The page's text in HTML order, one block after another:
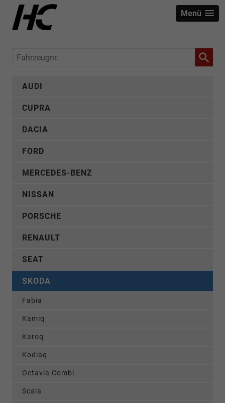
Menü
Fahrzeugnr.
AUDI
CUPRA
DACIA
FORD
MERCEDES-BENZ
NISSAN
PORSCHE
RENAULT
SEAT
SKODA
Fabia
Kamiq
Karoq
Kodiaq
Octavia Combi
Scala